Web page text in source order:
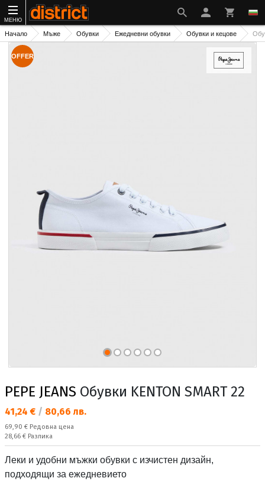
МЕНЮ
Начало Мъже Обувки Ежедневни обувки Обувки и кецове
OFFER
PEPE JEANS Обувки KENTON SMART 22
Текуща цена:
41,24 € / 80,66 лв.
Редовна цена:
69,90 € Редовна цена
Спестявате:
28,66 € Разлика
Леки и удобни мъжки обувки с изчистен дизайн,
подходящи за ежедневието